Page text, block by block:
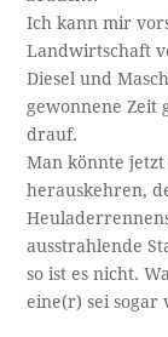
Ich kann mir
Landwirtschaft
Diesel und
gewonnene Zeit
drauf.
Man könnte
herauskehren,
ausstrahlende
so ist es nicht.
eine(r) sei